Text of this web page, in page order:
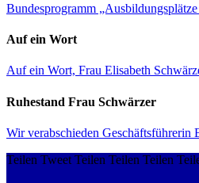
Bundesprogramm
Auf ein Wort
Auf ein Wort, Frau Elisabeth
Ruhestand Frau Schwärzer
Wir verabschieden Geschäftsführerin
Teilen Tweet Teilen Teilen Teilen